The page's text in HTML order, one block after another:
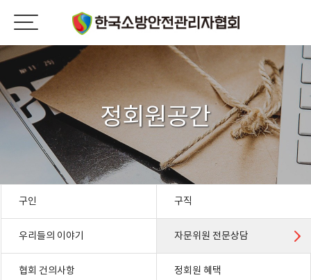
정회원공간
구인 구직
우리들의 이야기 자문위원 전문상담
협회 건의사항 정회원 혜택